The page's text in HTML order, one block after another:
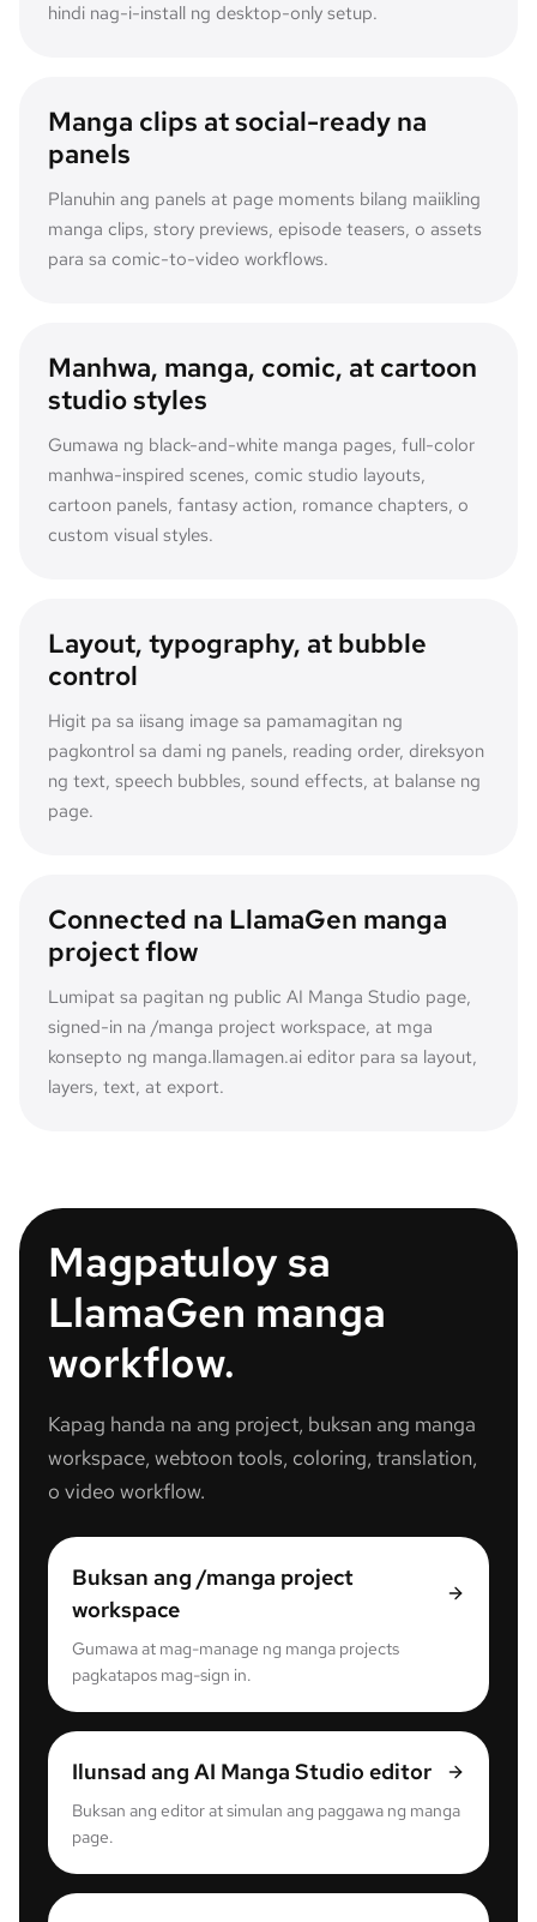
hindi nag-i-install ng desktop-only setup.
Manga clips at social-ready na
panels
Planuhin ang panels at page moments bilang maiikling
manga clips, story previews, episode teasers, o assets
para sa comic-to-video workflows.
Manhwa, manga, comic, at cartoon
studio styles
Gumawa ng black-and-white manga pages, full-color
manhwa-inspired scenes, comic studio layouts,
cartoon panels, fantasy action, romance chapters, o
custom visual styles.
Layout, typography, at bubble
control
Higit pa sa iisang image sa pamamagitan ng
pagkontrol sa dami ng panels, reading order, direksyon
ng text, speech bubbles, sound effects, at balanse ng
page.
Connected na LlamaGen manga
project flow
Lumipat sa pagitan ng public AI Manga Studio page,
signed-in na /manga project workspace, at mga
konsepto ng manga.llamagen.ai editor para sa layout,
layers, text, at export.
Magpatuloy sa
LlamaGen manga
workflow.
Kapag handa na ang project, buksan ang manga
workspace, webtoon tools, coloring, translation,
o video workflow.
Buksan ang /manga project
workspace
Gumawa at mag-manage ng manga projects
pagkatapos mag-sign in.
Ilunsad ang AI Manga Studio editor
Buksan ang editor at simulan ang paggawa ng manga
page.